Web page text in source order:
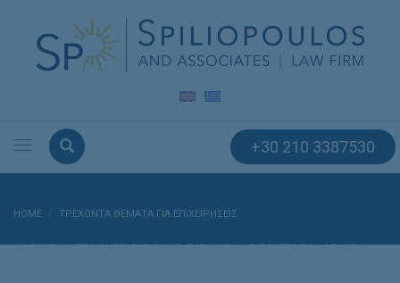
+30 210 3387530
HOME ΤΡΕΧΟΝΤΑ ΘΕΜΑΤΑ ΓΙΑ ΕΠΙΧΕΙΡΗΣΕΙΣ
ΤΑΚΤΙΚΗ ΓΕΝΙΚΗ ΣΥΝΕΛΕΥΣΗ ΑΕ: ΣΥΓΚΛΗΣΗ – ΣΥΜΜΕΤΟΧΗ – ΑΠΑΡΤΙΑ